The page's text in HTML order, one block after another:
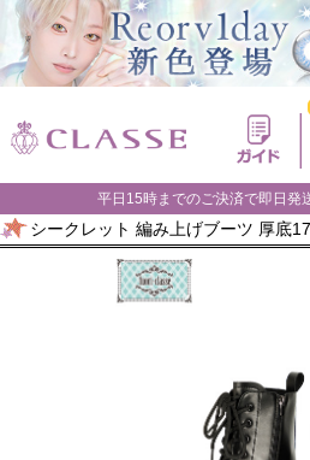
平日15時までのご決済で即日発
シークレット 編み上げブーツ 厚底